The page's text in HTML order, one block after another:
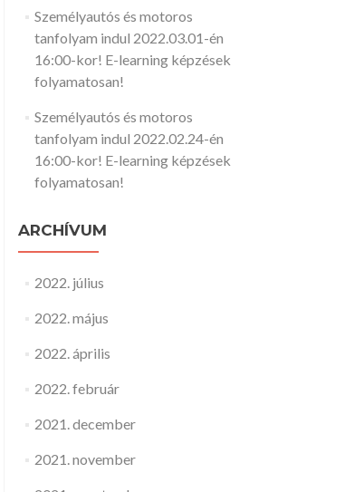
Személyautós és motoros
tanfolyam indul 2022.03.01-én
16:00-kor! E-learning képzések
folyamatosan!
Személyautós és motoros
tanfolyam indul 2022.02.24-én
16:00-kor! E-learning képzések
folyamatosan!
ARCHÍVUM
2022. július
2022. május
2022. április
2022. február
2021. december
2021. november